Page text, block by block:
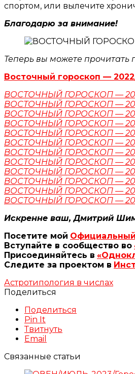
спортом, или вылечите
Благодарю за внимание!
Теперь вы можете прочитать
Восточный гороскоп —
ВОСТОЧНЫЙ ГОРОСКОП —
ВОСТОЧНЫЙ ГОРОСКОП —
ВОСТОЧНЫЙ ГОРОСКОП —
ВОСТОЧНЫЙ ГОРОСКОП —
ВОСТОЧНЫЙ ГОРОСКОП —
ВОСТОЧНЫЙ ГОРОСКОП —
ВОСТОЧНЫЙ ГОРОСКОП —
ВОСТОЧНЫЙ ГОРОСКОП —
ВОСТОЧНЫЙ ГОРОСКОП —
ВОСТОЧНЫЙ ГОРОСКОП —
ВОСТОЧНЫЙ ГОРОСКОП —
ВОСТОЧНЫЙ ГОРОСКОП —
Искренне ваш, Дмитрий
Посетите мой
Вступайте в сообщество во
Присоединяйтесь в
Следите за проектом в
Астротипология в числах
Поделиться
Поделиться
Pin It
Твитнуть
Email
Связанные статьи